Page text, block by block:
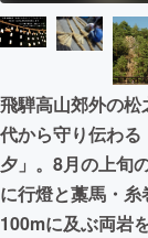
飛騨高山郊外の
代から守り伝わる
夕」。8月の上旬
に行燈と藁馬・糸
100mに及ぶ両岩